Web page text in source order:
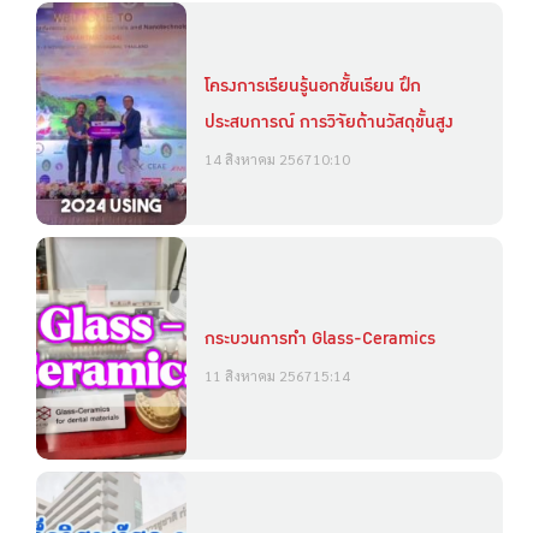
โครงการเรียนรู้นอกชั้นเรียน ฝึก
ประสบการณ์ การวิจัยด้านวัสดุขั้นสูง
14 สิงหาคม 256710:10
กระบวนการทำ Glass-Ceramics
11 สิงหาคม 256715:14